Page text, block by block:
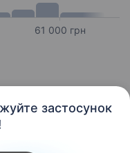
застосунок
61 000 грн